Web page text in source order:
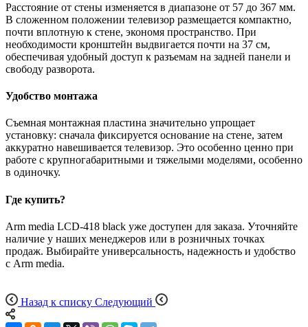
Расстояние от стены изменяется в диапазоне от 57 до 367 мм.
В сложенном положении телевизор размещается компактно,
почти вплотную к стене, экономя пространство. При
необходимости кронштейн выдвигается почти на 37 см,
обеспечивая удобный доступ к разъемам на задней панели и
свободу разворота.
Удобство монтажа
Съемная монтажная пластина значительно упрощает
установку: сначала фиксируется основание на стене, затем
аккуратно навешивается телевизор. Это особенно ценно при
работе с крупногабаритными и тяжелыми моделями, особенно
в одиночку.
Где купить?
Arm media LCD-418 black уже доступен для заказа. Уточняйте
наличие у наших менеджеров или в розничных точках
продаж. Выбирайте универсальность, надежность и удобство
с Arm media.
Назад к списку Следующий